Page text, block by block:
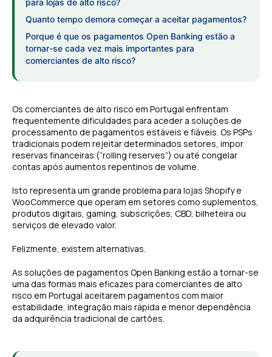
para lojas de alto risco?
Quanto tempo demora começar a aceitar pagamentos?
Porque é que os pagamentos Open Banking estão a
tornar-se cada vez mais importantes para
comerciantes de alto risco?
Os comerciantes de alto risco em Portugal enfrentam
frequentemente dificuldades para aceder a soluções de
processamento de pagamentos estáveis e fiáveis. Os PSPs
tradicionais podem rejeitar determinados setores, impor
reservas financeiras (“rolling reserves”) ou até congelar
contas após aumentos repentinos de volume.
Isto representa um grande problema para lojas Shopify e
WooCommerce que operam em setores como suplementos,
produtos digitais, gaming, subscrições, CBD, bilheteira ou
serviços de elevado valor.
Felizmente, existem alternativas.
As soluções de pagamentos Open Banking estão a tornar-se
uma das formas mais eficazes para comerciantes de alto
risco em Portugal aceitarem pagamentos com maior
estabilidade, integração mais rápida e menor dependência
da adquirência tradicional de cartões.